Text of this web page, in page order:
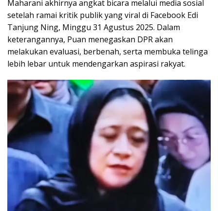
Maharani akhirnya angkat bicara melalui media sosial
setelah ramai kritik publik yang viral di Facebook Edi
Tanjung Ning, Minggu 31 Agustus 2025. Dalam
keterangannya, Puan menegaskan DPR akan
melakukan evaluasi, berbenah, serta membuka telinga
lebih lebar untuk mendengarkan aspirasi rakyat.